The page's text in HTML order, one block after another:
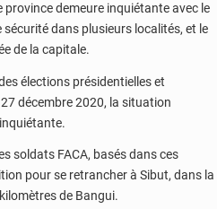
demeure inquiétante avec le
dans plusieurs localités, et le
de la capitale.
élections présidentielles et
décembre 2020, la situation
soldats FACA, basés dans ces
pour se retrancher à Sibut, dans la
de Bangui.